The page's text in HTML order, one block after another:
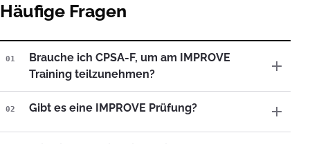
Häufige Fragen
01
Brauche ich CPSA-F, um am IMPROVE
Training teilzunehmen?
02 Gibt es eine IMPROVE Prüfung?